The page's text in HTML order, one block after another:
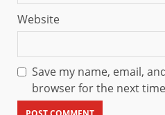
Website
Save my name, email,
browser for the next